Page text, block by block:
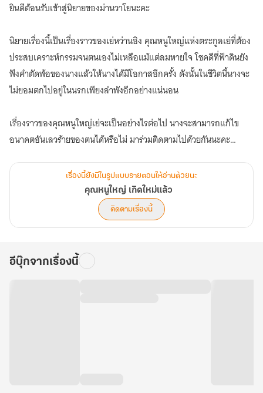
ยินดีต้อนรับเข้าสู่นิยายของม่านวาโยนะคะ
นิยายเรื่องนี้เป็นเรื่องราวของเย่หว่านอิง คุณหนูใหญ่แห่งตระกูลเย่ที่ต้อง
ประสบเคราะห์กรรมจนตนเองไม่เหลือแม้แต่ลมหายใจ โชคดีที่ฟ้าดินยัง
ฟังคำตัดพ้อของนางแล้วให้นางได้มีโอกาสอีกครั้ง ดังนั้นในชีวิตนี้นางจะ
ไม่ยอมตกไปอยู่ในนรกเพียงลำพังอีกอย่างแน่นอน
เรื่องราวของคุณหนูใหญ่เย่จะเป็นอย่างไรต่อไป นางจะสามารถแก้ไข
อนาคตอันเลวร้ายของตนได้หรือไม่ มาร่วมติดตามไปด้วยกันนะคะ
ด้วยรัก
เรื่องนี้ยังมีในรูปแบบรายตอนให้อ่านด้วยนะ
คุณหนูใหญ่ เกิดใหม่แล้ว
ติดตามเรื่องนี้
อีบุ๊กจากเรื่องนี้